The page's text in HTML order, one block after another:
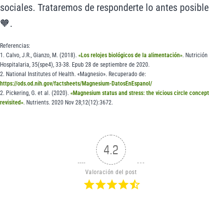
sociales. Trataremos de responderte lo antes posible
🧡.
Referencias:
1. Calvo, J.R., Gianzo, M. (2018). «Los relojes biológicos de la alimentación». Nutrición
Hospitalaria, 35(spe4), 33-38. Epub 28 de septiembre de 2020.
2. National Institutes of Health. «Magnesio». Recuperado de:
https://ods.od.nih.gov/factsheets/Magnesium-DatosEnEspanol/
2. Pickering, G. et al. (2020). «Magnesium status and stress: the vicious circle concept
revisited». Nutrients. 2020 Nov 28;12(12):3672.
4.2
Valoración del post